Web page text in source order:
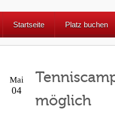
Startseite Platz buchen
möglich
Mai
04